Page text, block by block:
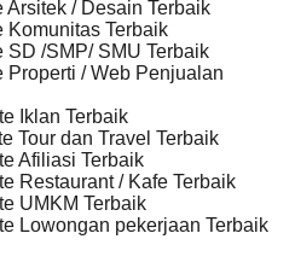
/ Desain Terbaik
Komunitas Terbaik
SD /SMP/ SMU Terbaik
Properti / Web Penjualan
Iklan Terbaik
Tour dan Travel Terbaik
Afiliasi Terbaik
Restaurant / Kafe Terbaik
UMKM Terbaik
Lowongan pekerjaan Terbaik